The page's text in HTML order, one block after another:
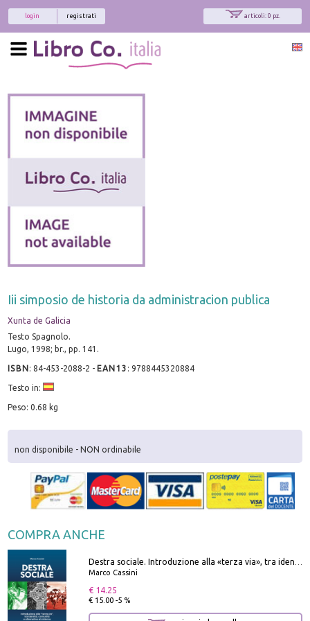
articoli: 0 pz.
registrati
login
Iii simposio de historia da administracion publica
Xunta de Galicia
Testo Spagnolo.
Lugo, 1998; br., pp. 141.
ISBN:84-453-2088-2 - EAN13 :9788445320884
Testo in:
Peso: 0.68 kg
non disponibile - NON ordinabile
COMPRA ANCHE
Marco Cassini
€ 14.25
€ 15.00 -5 %